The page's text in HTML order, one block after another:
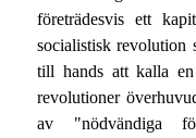
företrädesvis ett
socialistisk revolution
till hands att kalla
revolutioner
av "nödvändiga